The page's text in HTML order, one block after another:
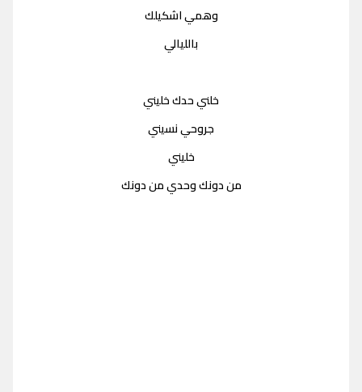
وهمي اشكيلك
بالليالي
خلني حدك خليني
جروحي نسيني
خليني
من دونك وحدي من دونك